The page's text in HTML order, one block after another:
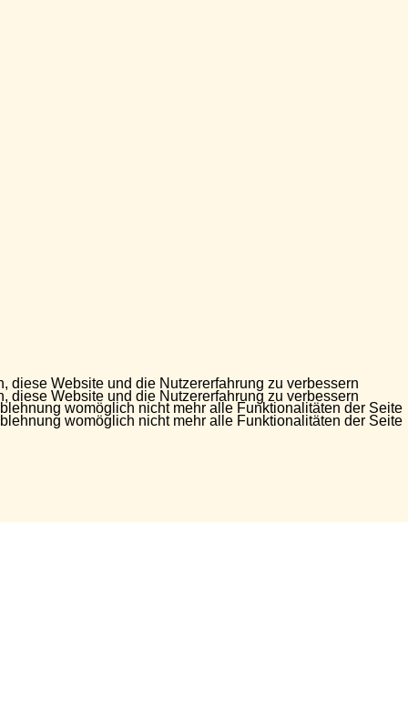
diese Website und die Nutzererfahrung zu verbessern
womöglich nicht mehr alle Funktionalitäten der Seite
diese Website und die Nutzererfahrung zu verbessern
womöglich nicht mehr alle Funktionalitäten der Seite